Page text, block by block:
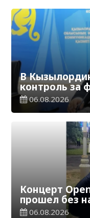
В
контроль за
дисциплиной
06.08.2026
Концерт
прошел без
06.08.2026